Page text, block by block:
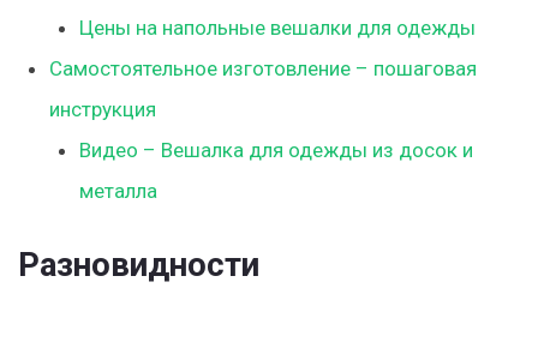
Цены на напольные вешалки для одежды
Самостоятельное изготовление – пошаговая
инструкция
Видео – Вешалка для одежды из досок и
металла
Разновидности